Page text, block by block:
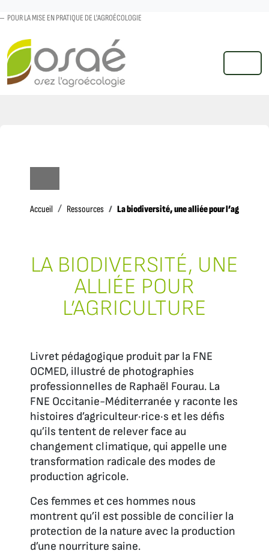
POUR LA MISE EN PRATIQUE DE L'AGROÉCOLOGIE
MENU
Accueil AccueilRessources La biodiversité, une alliée pour
LA BIODIVERSITÉ, UNE
ALLIÉE POUR
L’AGRICULTURE
Livret pédagogique produit par la FNE
OCMED, illustré de photographies
professionnelles de Raphaël Fourau. La
FNE Occitanie-Méditerranée y raconte les
histoires d’agriculteur·rice·s et les défis
qu’ils tentent de relever face au
changement climatique, qui appelle une
transformation radicale des modes de
production agricole.
Ces femmes et ces hommes nous
montrent qu’il est possible de concilier la
protection de la nature avec la production
d’une nourriture saine.